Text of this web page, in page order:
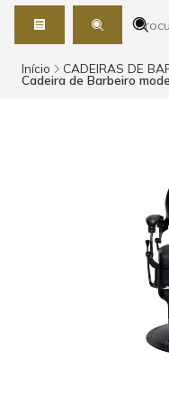
Início CADEIRAS DE
Cadeira de Barbeiro